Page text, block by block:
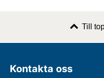
Till
Kontakta oss